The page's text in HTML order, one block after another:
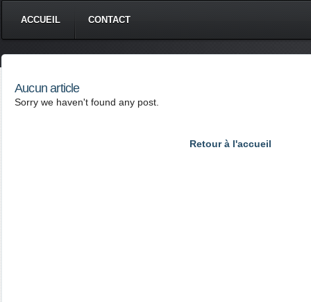
ACCUEIL CONTACT
Aucun article
Sorry we haven't found any post.
Retour à l'accueil